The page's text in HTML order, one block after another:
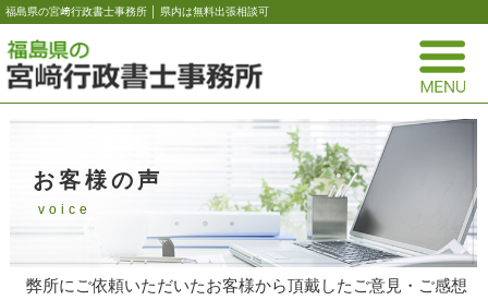
福島県の宮﨑行政書士事務所 │ 県内は無料出張相談可
お客様の声
voice
弊所にご依頼いただいたお客様から頂戴したご意見・ご感想